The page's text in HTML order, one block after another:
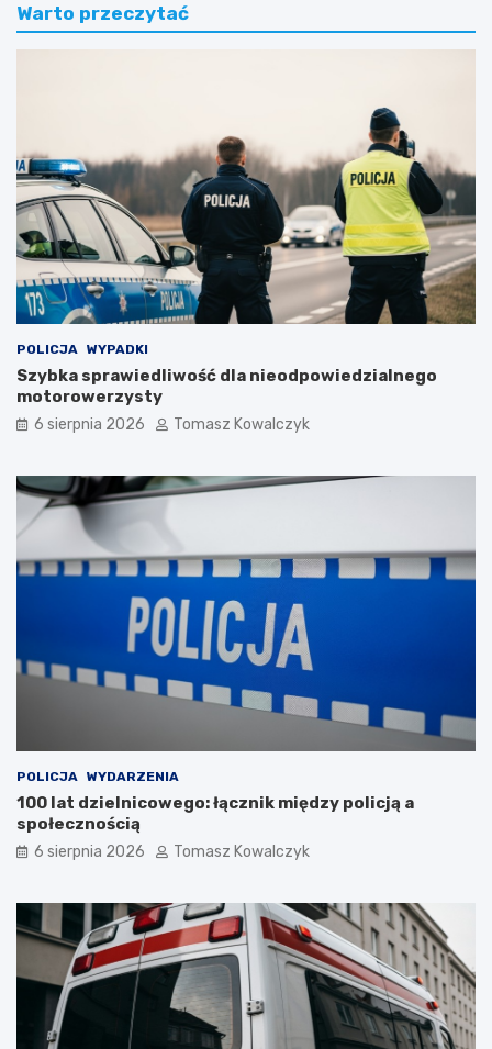
Warto przeczytać
POLICJA WYPADKI
Szybka sprawiedliwość dla nieodpowiedzialnego
motorowerzysty
6 sierpnia 2026 Tomasz Kowalczyk
POLICJA WYDARZENIA
100 lat dzielnicowego: łącznik między policją a
społecznością
6 sierpnia 2026 Tomasz Kowalczyk